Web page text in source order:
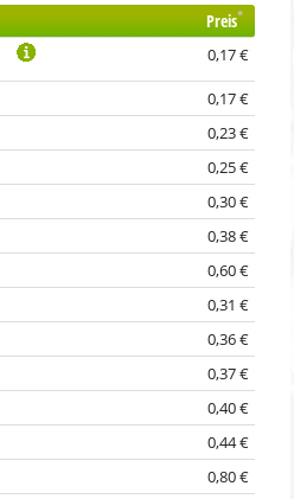
Preis*
0,17 €
0,17 €
0,23 €
0,25 €
0,30 €
0,38 €
0,60 €
0,31 €
0,36 €
0,37 €
0,40 €
0,44 €
0,80 €